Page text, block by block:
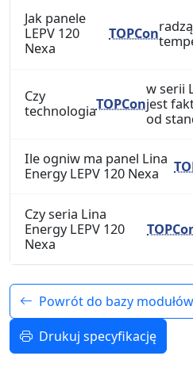
Jak panele
LEPV 120
Nexa
TOPCon
Czy
technologiaTOPCon
w serii
jest
od
Ile ogniw ma panel Lina
Energy LEPV 120 Nexa
Czy seria Lina
Energy LEPV 120
Nexa
Powrót do bazy modułów
Drukuj specyfikację